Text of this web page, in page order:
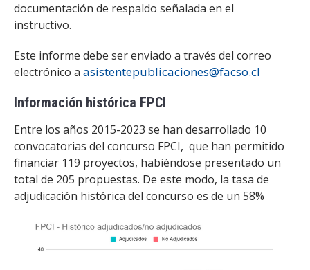
documentación de respaldo señalada en el
instructivo.
Este informe debe ser enviado a través del correo
electrónico a asistentepublicaciones@facso.cl
Información histórica FPCI
Entre los años 2015-2023 se han desarrollado 10
convocatorias del concurso FPCI, que han permitido
financiar 119 proyectos, habiéndose presentado un
total de 205 propuestas. De este modo, la tasa de
adjudicación histórica del concurso es de un 58%